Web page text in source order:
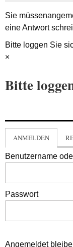
Sie müssen
eine Antwort
Bitte loggen Sie
×
Bitte
ANMELDEN
Benutzername
Passwort
Angemeldet